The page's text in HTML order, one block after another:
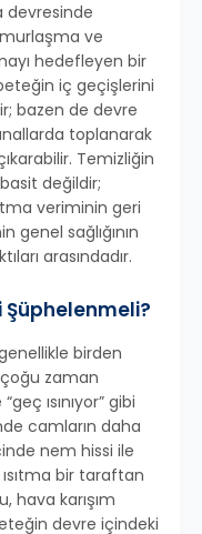
devresinde
ve
hedefleyen bir
iç geçişlerini
bazen de devre
toplanarak
Temizliğin
değildir;
veriminin geri
genel sağlığının
arasındadır.
Şüphelenmeli?
birden
zaman
ısınıyor” gibi
camların daha
nem hissi ile
bir taraftan
hava karışım
devre içindeki